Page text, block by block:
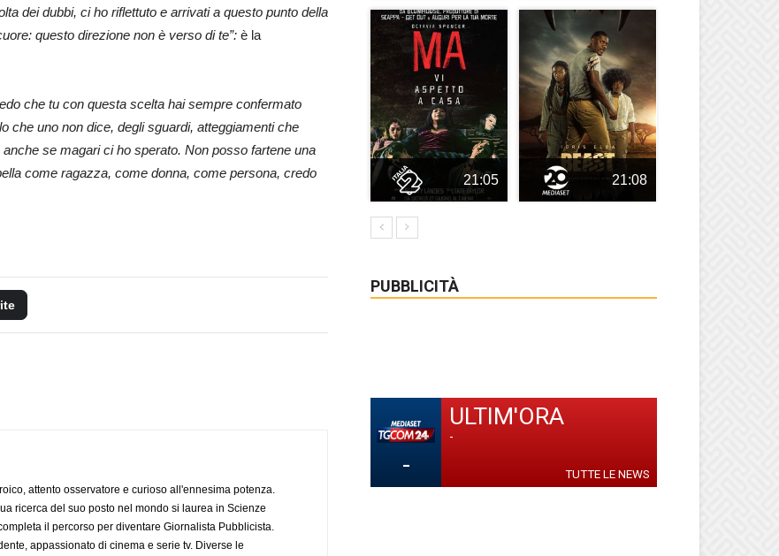
dei dubbi, ci ho riflettuto e arrivati a questo punto della
questo direzione non è verso di te”: è la
che tu con questa scelta hai sempre confermato
che uno non dice, degli sguardi, atteggiamenti che
se magari ci ho sperato. Non posso fartene una
come ragazza, come donna, come persona, credo
attento osservatore e curioso all'ennesima potenza.
ricerca del suo posto nel mondo si laurea in Scienze
il percorso per diventare Giornalista Pubblicista.
appassionato di cinema e serie tv. Diverse le
21:05 21:08
PUBBLICITÀ
-
ULTIM'ORA
-
TUTTE LE NEWS